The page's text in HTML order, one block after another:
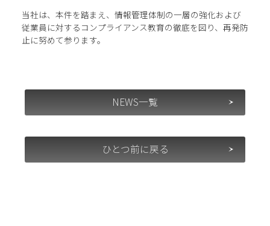
当社は、本件を踏まえ、情報管理体制の一層の強化および
従業員に対するコンプライアンス教育の徹底を図り、再発防
止に努めて参ります。
NEWS一覧
ひとつ前に戻る